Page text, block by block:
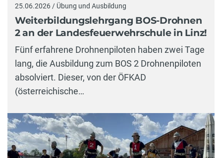
25.06.2026 / Übung und Ausbildung
Weiterbildungslehrgang BOS-Drohnen
2 an der Landesfeuerwehrschule in Linz!
Fünf erfahrene Drohnenpiloten haben zwei Tage
lang, die Ausbildung zum BOS 2 Drohnenpiloten
absolviert. Dieser, von der ÖFKAD
(österreichische…